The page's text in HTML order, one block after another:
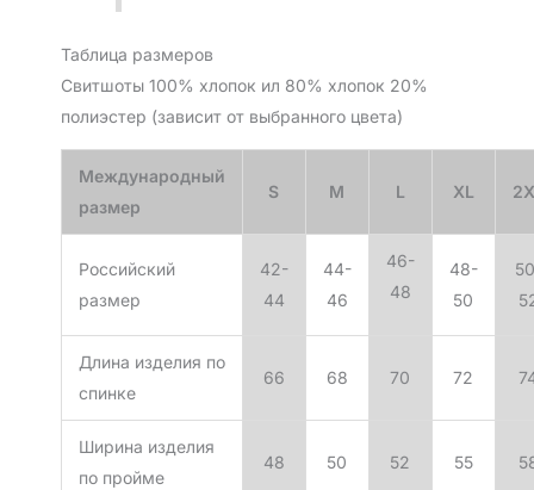
Таблица размеров
Свитшоты 100% хлопок ил 80% хлопок 20%
полиэстер (зависит от выбранного цвета)
Международный
размер
S M L XL
Российский
размер
42-
44
44-
46
46-
48
48-
50
Длина изделия по
спинке
66 68 70 72
Ширина изделия
по пройме
48 50 52 55